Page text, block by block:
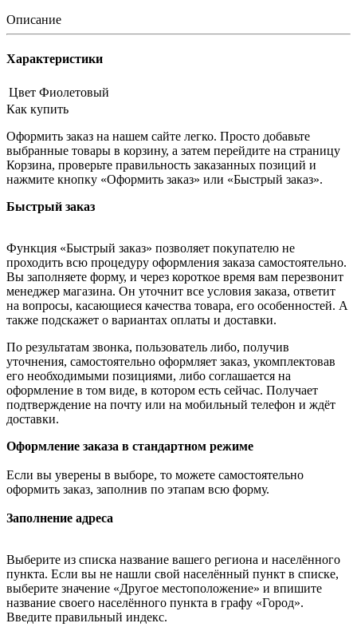
Описание
Характеристики
Цвет Фиолетовый
Как купить
Оформить заказ на нашем сайте легко. Просто добавьте
выбранные товары в корзину, а затем перейдите на страницу
Корзина, проверьте правильность заказанных позиций и
нажмите кнопку «Оформить заказ» или «Быстрый заказ».
Быстрый заказ
Функция «Быстрый заказ» позволяет покупателю не
проходить всю процедуру оформления заказа самостоятельно.
Вы заполняете форму, и через короткое время вам перезвонит
менеджер магазина. Он уточнит все условия заказа, ответит
на вопросы, касающиеся качества товара, его особенностей. А
также подскажет о вариантах оплаты и доставки.
По результатам звонка, пользователь либо, получив
уточнения, самостоятельно оформляет заказ, укомплектовав
его необходимыми позициями, либо соглашается на
оформление в том виде, в котором есть сейчас. Получает
подтверждение на почту или на мобильный телефон и ждёт
доставки.
Оформление заказа в стандартном режиме
Если вы уверены в выборе, то можете самостоятельно
оформить заказ, заполнив по этапам всю форму.
Заполнение адреса
Выберите из списка название вашего региона и населённого
пункта. Если вы не нашли свой населённый пункт в списке,
выберите значение «Другое местоположение» и впишите
название своего населённого пункта в графу «Город».
Введите правильный индекс.